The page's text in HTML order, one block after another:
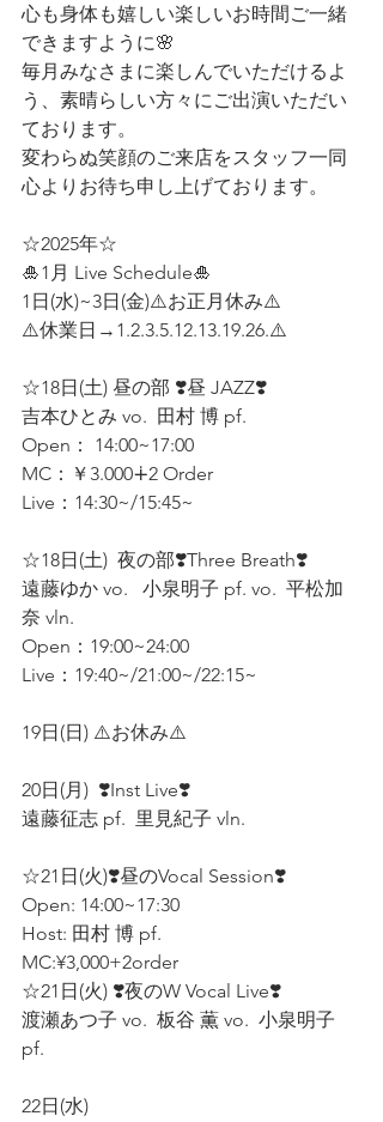
心も身体も嬉しい楽しいお時間ご一緒
できますように🌸
毎月みなさまに楽しんでいただけるよ
う、素晴らしい方々にご出演いただい
ております。
変わらぬ笑顔のご来店をスタッフ一同
心よりお待ち申し上げております。
☆2025年☆
🎍1月 Live Schedule🎍
1日(水)~3日(金)⚠️お正月休み⚠️
⚠️休業日→1.2.3.5.12.13.19.26.⚠️
☆18日(土) 昼の部 ❣️昼 JAZZ❣️
吉本ひとみ vo.  田村 博 pf.
Open： 14:00~17:00
MC：￥3.000∔2 Order
Live：14:30~/15:45~
☆18日(土)  夜の部❣️Three Breath❣️
遠藤ゆか vo.   小泉明子 pf. vo.  平松加
奈 vln.
Open：19:00~24:00
Live：19:40~/21:00~/22:15~
19日(日) ⚠️お休み⚠️
20日(月)  ❣️Inst Live❣️
遠藤征志 pf.  里見紀子 vln.
☆21日(火)❣️昼のVocal Session❣️
Open: 14:00~17:30
Host: 田村 博 pf.
MC:¥3,000+2order
☆21日(火) ❣️夜のW Vocal Live❣️
渡瀬あつ子 vo.  板谷 薫 vo.  小泉明子
pf.
22日(水)